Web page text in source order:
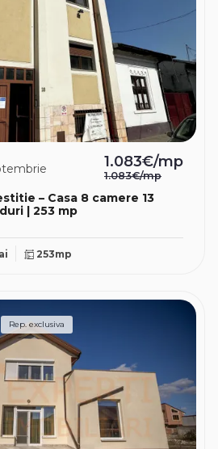
– Casa 8 camere 13
| 253 mp
1.083€/mp
1.083€/mp
253mp
Rep. exclusiva